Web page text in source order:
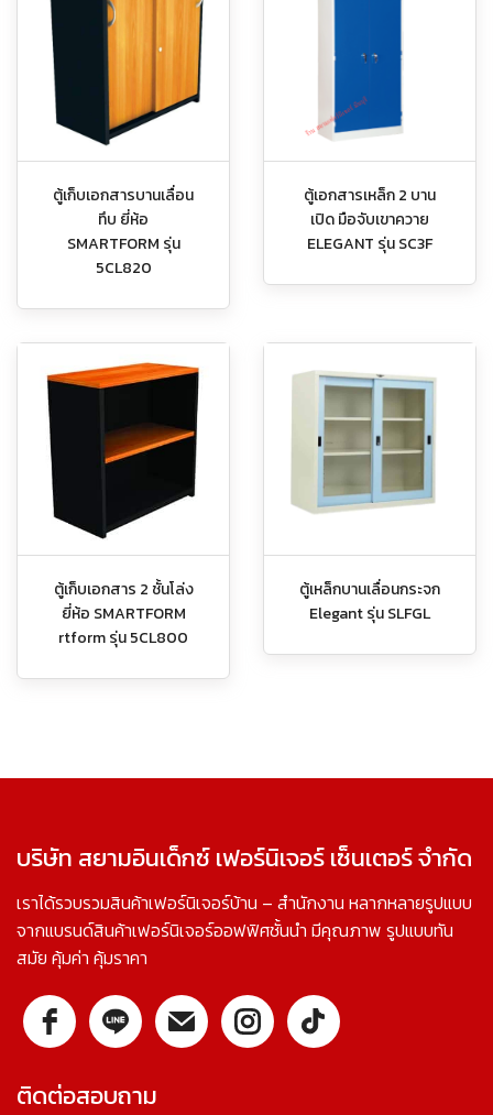
ตู้เก็บเอกสารบานเลื่อน
ทึบ ยี่ห้อ
SMARTFORM รุ่น
5CL820
ตู้เอกสารเหล็ก 2 บาน
เปิด มือจับเขาควาย
ELEGANT รุ่น SC3F
ตู้เก็บเอกสาร 2 ชั้นโล่ง
ยี่ห้อ SMARTFORM
rtform รุ่น 5CL800
ตู้เหล็กบานเลื่อนกระจก
Elegant รุ่น SLFGL
บริษัท สยามอินเด็กซ์ เฟอร์นิเจอร์ เซ็นเตอร์ จำกัด
เราได้รวบรวมสินค้าเฟอร์นิเจอร์บ้าน – สำนักงาน หลากหลายรูปแบบ
จากแบรนด์สินค้าเฟอร์นิเจอร์ออฟฟิศชั้นนำ มีคุณภาพ รูปแบบทัน
สมัย คุ้มค่า คุ้มราคา
ติดต่อสอบถาม